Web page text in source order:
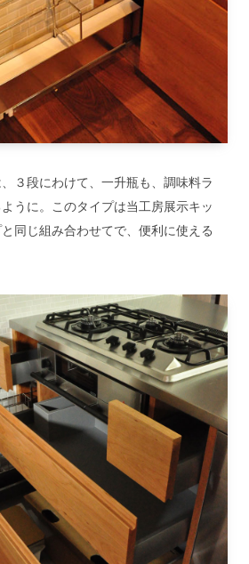
３段にわけて、一升瓶も、調味料ラ
うに。このタイプは当工房展示キッ
同じ組み合わせてで、便利に使える